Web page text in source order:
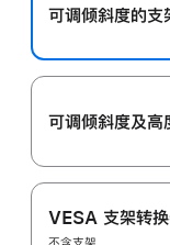
可调倾斜度的支
可调倾斜度及高‍
VESA 支架转